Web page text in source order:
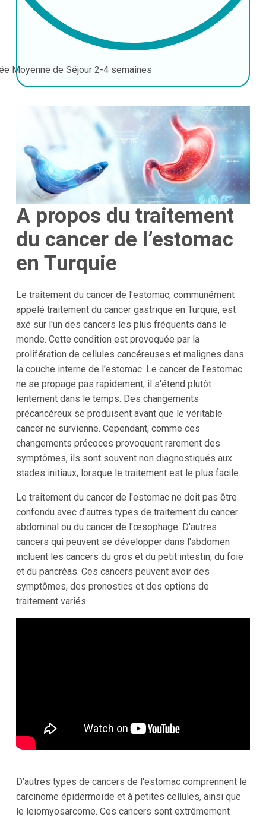
Moyenne de Séjour 2-4 semaines
A propos du traitement
du cancer de l’estomac
en Turquie
Le traitement du cancer de l'estomac, communément
appelé traitement du cancer gastrique en Turquie, est
axé sur l'un des cancers les plus fréquents dans le
monde. Cette condition est provoquée par la
prolifération de cellules cancéreuses et malignes dans
la couche interne de l'estomac. Le cancer de l'estomac
ne se propage pas rapidement, il s'étend plutôt
lentement dans le temps. Des changements
précancéreux se produisent avant que le véritable
cancer ne survienne. Cependant, comme ces
changements précoces provoquent rarement des
symptômes, ils sont souvent non diagnostiqués aux
stades initiaux, lorsque le traitement est le plus facile.
Le traitement du cancer de l'estomac ne doit pas être
confondu avec d'autres types de traitement du cancer
abdominal ou du cancer de l'œsophage. D'autres
cancers qui peuvent se développer dans l'abdomen
incluent les cancers du gros et du petit intestin, du foie
et du pancréas. Ces cancers peuvent avoir des
symptômes, des pronostics et des options de
traitement variés.
D'autres types de cancers de l'estomac comprennent le
carcinome épidermoïde et à petites cellules, ainsi que
le leiomyosarcome. Ces cancers sont extrêmement